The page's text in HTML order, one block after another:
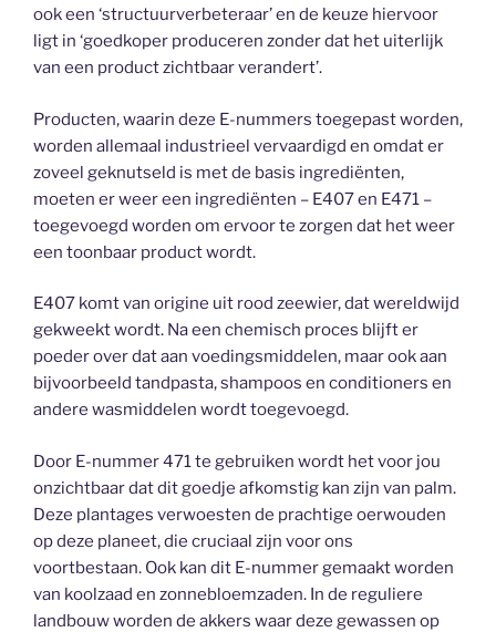
ook een ‘structuurverbeteraar’ en de keuze hiervoor
ligt in ‘goedkoper produceren zonder dat het uiterlijk
van een product zichtbaar verandert’.
Producten, waarin deze E-nummers toegepast worden,
worden allemaal industrieel vervaardigd en omdat er
zoveel geknutseld is met de basis ingrediënten,
moeten er weer een ingrediënten – E407 en E471 –
toegevoegd worden om ervoor te zorgen dat het weer
een toonbaar product wordt.
E407 komt van origine uit rood zeewier, dat wereldwijd
gekweekt wordt. Na een chemisch proces blijft er
poeder over dat aan voedingsmiddelen, maar ook aan
bijvoorbeeld tandpasta, shampoos en conditioners en
andere wasmiddelen wordt toegevoegd.
Door E-nummer 471 te gebruiken wordt het voor jou
onzichtbaar dat dit goedje afkomstig kan zijn van palm.
Deze plantages verwoesten de prachtige oerwouden
op deze planeet, die cruciaal zijn voor ons
voortbestaan. Ook kan dit E-nummer gemaakt worden
van koolzaad en zonnebloemzaden. In de reguliere
landbouw worden de akkers waar deze gewassen op